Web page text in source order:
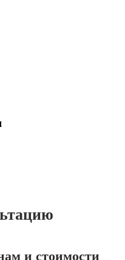
и стоимости